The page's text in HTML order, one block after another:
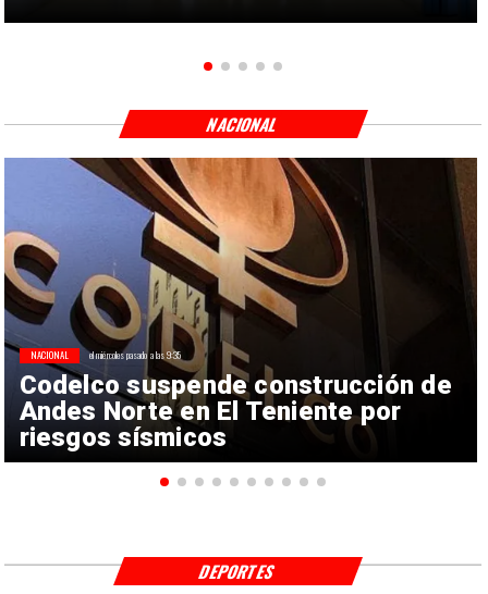
Codelco suspende construcción de
Andes Norte en El Teniente por
riesgos sísmicos
NACIONAL el miércoles pasado a las 9:35
NACIONAL
DEPORTES